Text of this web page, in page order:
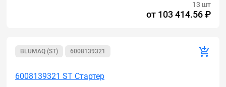
13 шт
от 103 414.56 ₽
BLUMAQ (ST) 6008139321
6008139321 ST Стартер